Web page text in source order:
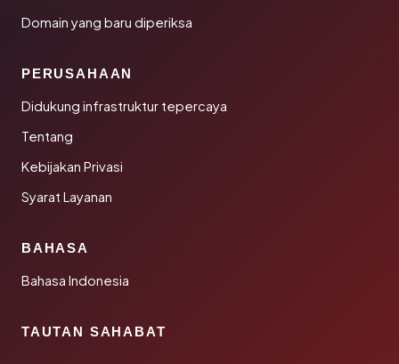
Domain yang baru diperiksa
PERUSAHAAN
Didukung infrastruktur tepercaya
Tentang
Kebijakan Privasi
Syarat Layanan
BAHASA
Bahasa Indonesia
TAUTAN SAHABAT